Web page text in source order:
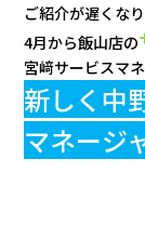
ご紹介が遅くな
4月から飯山店の
宮﨑サービスマ
新しく中
マネージ